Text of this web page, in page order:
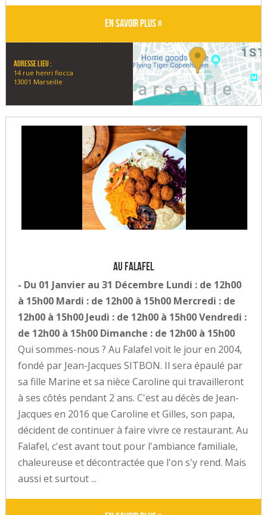
En savoir plus »
Adresse lieu :
14 rue henri fiocca
13001 Marseille
Au Falafel
- Du 01 Janvier au 31 Décembre Lundi : de 12h00
à 15h00 Mardi : de 12h00 à 15h00 Mercredi : de
12h00 à 15h00 Jeudi : de 12h00 à 15h00 Vendredi :
de 12h00 à 15h00 Dimanche : de 12h00 à 15h00
Qui sommes-nous ? Au Falafel voit le jour en 2004,
fondé par Jean-Jacques SITBON. Il sera épaulé par
sa fille Marine et sa nièce Caroline qui travailleront
à ses côtés pendant 2 ans. C'est au décès de Jean-
Jacques en 2016 que Caroline et Gilles, son papa,
décident de continuer à faire vivre ce restaurant. Au
Falafel, c'est avant tout pour l'ambiance familiale,
chaleureuse et décontractée que l'on s'y rend. Mais
aussi et surtout ...